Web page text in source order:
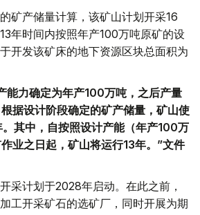
矿产储量计算，该矿山计划开采16
年时间内按照年产100万吨原矿的设
开发该矿床的地下资源区块总面积为
能力确定为年产100万吨，之后产量
据设计阶段确定的矿产储量，矿山使
。其中，自按照设计产能（年产100万
业之日起，矿山将运行13年。”文件
采计划于2028年启动。在此之前，
工开采矿石的选矿厂，同时开展为期